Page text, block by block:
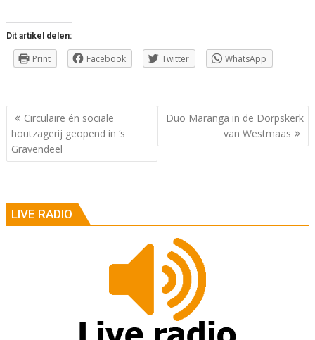
Dit artikel delen:
Print Facebook Twitter WhatsApp
Berichtnavigatie
Circulaire én sociale
houtzagerij geopend in ‘s
Gravendeel
Duo Maranga in de Dorpskerk
van Westmaas
LIVE RADIO